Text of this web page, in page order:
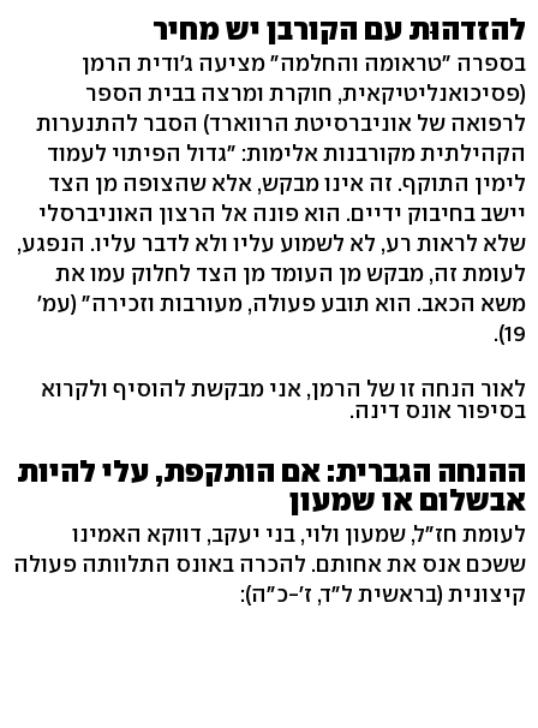
להזדהוּת עם הקורבן יש מחיר
בספרה "טראומה והחלמה" מציעה ג'ודית הרמן
(פסיכואנליטיקאית, חוקרת ומרצה בבית הספר
לרפואה של אוניברסיטת הרווארד) הסבר להתנערות
הקהילתית מקורבנות אלימות: "גדול הפיתוי לעמוד
לימין התוקף. זה אינו מבקש, אלא שהצופה מן הצד
יישב בחיבוק ידיים. הוא פונה אל הרצון האוניברסלי
שלא לראות רע, לא לשמוע עליו ולא לדבר עליו. הנפגע,
לעומת זה, מבקש מן העומד מן הצד לחלוק עמו את
משא הכאב. הוא תובע פעולה, מעורבות וזכירה" (עמ'
19).
לאור הנחה זו של הרמן, אני מבקשת להוסיף ולקרוא
בסיפור אונס דינה.
ההנחה הגברית: אם הותקפת, עלי להיות
אבשלום או שמעון
לעומת חז"ל, שמעון ולוי, בני יעקב, דווקא האמינו
ששכם אנס את אחותם. להכרה באונס התלוותה פעולה
קיצונית (בראשית ל"ד, ז'-כ"ה):